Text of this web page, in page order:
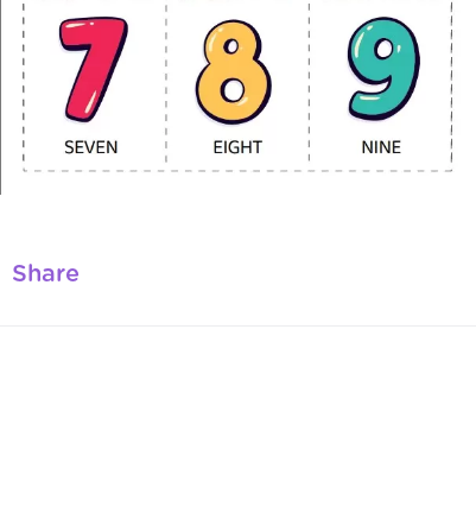
Share